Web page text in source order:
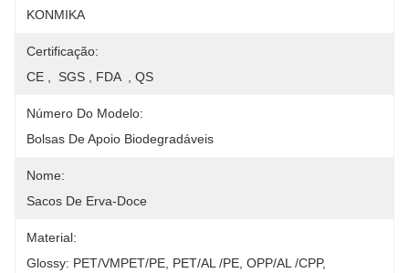
KONMIKA
Certificação:
CE ,  SGS , FDA  , QS
Número Do Modelo:
Bolsas De Apoio Biodegradáveis
Nome:
Sacos De Erva-Doce
Material:
Glossy: PET/VMPET/PE, PET/AL /PE, OPP/AL /CPP,